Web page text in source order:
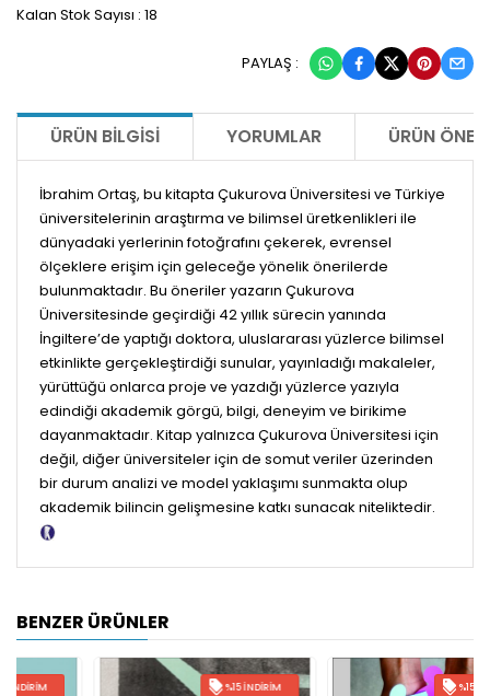
Kalan Stok Sayısı : 18
PAYLAŞ :
ÜRÜN BILGISI YORUMLAR ÜRÜN
İbrahim Ortaş, bu kitapta Çukurova Üniversitesi ve Türkiye
üniversitelerinin araştırma ve bilimsel üretkenlikleri ile
dünyadaki yerlerinin fotoğrafını çekerek, evrensel
ölçeklere erişim için geleceğe yönelik önerilerde
bulunmaktadır. Bu öneriler yazarın Çukurova
Üniversitesinde geçirdiği 42 yıllık sürecin yanında
İngiltere’de yaptığı doktora, uluslararası yüzlerce bilimsel
etkinlikte gerçekleştirdiği sunular, yayınladığı makaleler,
yürüttüğü onlarca proje ve yazdığı yüzlerce yazıyla
edindiği akademik görgü, bilgi, deneyim ve birikime
dayanmaktadır. Kitap yalnızca Çukurova Üniversitesi için
değil, diğer üniversiteler için de somut veriler üzerinden
bir durum analizi ve model yaklaşımı sunmakta olup
akademik bilincin gelişmesine katkı sunacak niteliktedir.
BENZER ÜRÜNLER
%15 İNDIRIM %15 İNDIRIM